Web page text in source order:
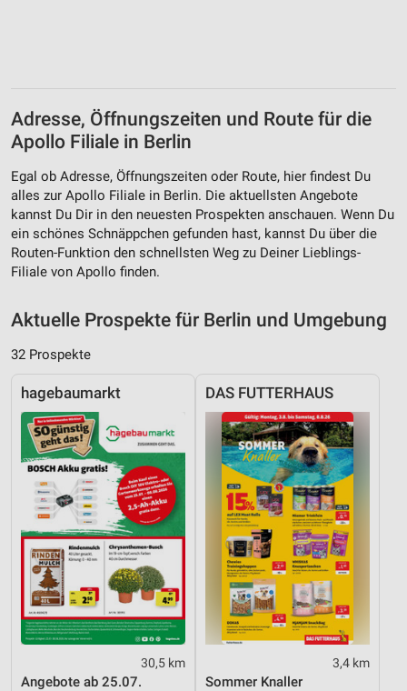
Adresse, Öffnungszeiten und Route für die
Apollo Filiale in Berlin
Egal ob Adresse, Öffnungszeiten oder Route, hier findest Du
alles zur Apollo Filiale in Berlin. Die aktuellsten Angebote
kannst Du Dir in den neuesten Prospekten anschauen. Wenn Du
ein schönes Schnäppchen gefunden hast, kannst Du über die
Routen-Funktion den schnellsten Weg zu Deiner Lieblings-
Filiale von Apollo finden.
Aktuelle Prospekte für Berlin und Umgebung
32 Prospekte
hagebaumarkt
30,5 km
Angebote ab 25.07.
DAS FUTTERHAUS
3,4 km
Sommer Knaller